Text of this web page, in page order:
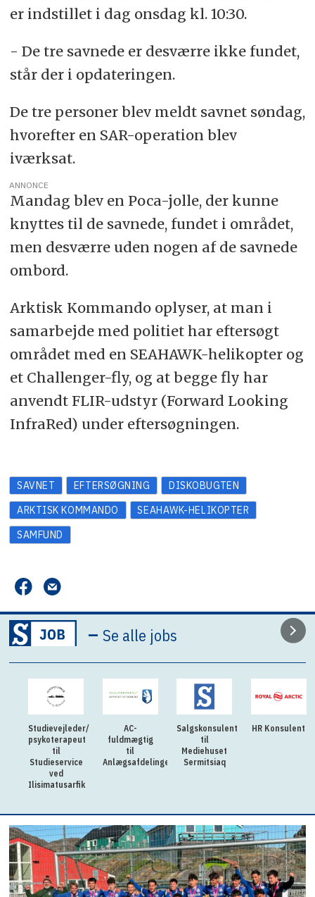
er indstillet i dag onsdag kl. 10:30.
- De tre savnede er desværre ikke fundet,
står der i opdateringen.
De tre personer blev meldt savnet søndag,
hvorefter en SAR-operation blev
iværksat.
ANNONCE
Mandag blev en Poca-jolle, der kunne
knyttes til de savnede, fundet i området,
men desværre uden nogen af de savnede
ombord.
Arktisk Kommando oplyser, at man i
samarbejde med politiet har eftersøgt
området med en SEAHAWK-helikopter og
et Challenger-fly, og at begge fly har
anvendt FLIR-udstyr (Forward Looking
InfraRed) under eftersøgningen.
SAVNET EFTERSØGNING
DISKOBUGTEN
ARKTISK KOMMANDO
SEAHAWK-HELIKOPTER
SAMFUND
–Se alle jobs
Studievejleder/
psykoterapeut
til
Studieservice
ved
Ilisimatusarfik
AC-
fuldmægtig
til
Anlægsafdelingen
Salgskonsulent
til
Mediehuset
Sermitsiaq
HR Konsulent